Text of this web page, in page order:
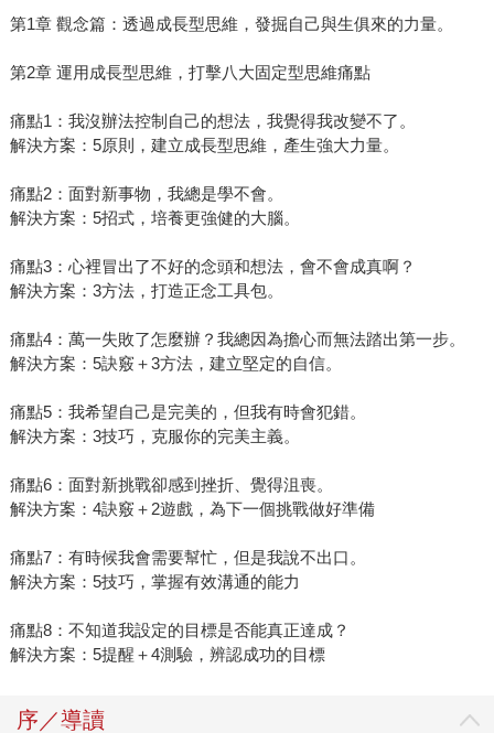
第1章 觀念篇：透過成長型思維，發掘自己與生俱來的力量。
第2章 運用成長型思維，打擊八大固定型思維痛點
痛點1：我沒辦法控制自己的想法，我覺得我改變不了。
解決方案：5原則，建立成長型思維，產生強大力量。
痛點2：面對新事物，我總是學不會。
解決方案：5招式，培養更強健的大腦。
痛點3：心裡冒出了不好的念頭和想法，會不會成真啊？
解決方案：3方法，打造正念工具包。
痛點4：萬一失敗了怎麼辦？我總因為擔心而無法踏出第一步。
解決方案：5訣竅＋3方法，建立堅定的自信。
痛點5：我希望自己是完美的，但我有時會犯錯。
解決方案：3技巧，克服你的完美主義。
痛點6：面對新挑戰卻感到挫折、覺得沮喪。
解決方案：4訣竅＋2遊戲，為下一個挑戰做好準備
痛點7：有時候我會需要幫忙，但是我說不出口。
解決方案：5技巧，掌握有效溝通的能力
痛點8：不知道我設定的目標是否能真正達成？
解決方案：5提醒＋4測驗，辨認成功的目標
序／導讀